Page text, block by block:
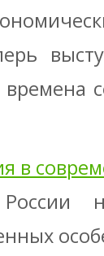
в
России